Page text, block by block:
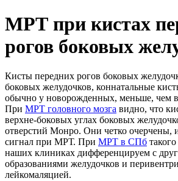
МРТ при кистах
рогов боковых
Кисты передних рогов боковых
боковых желудочков, коннатальные
обычно у новорожденных, меньше, чем
При МРТ головного мозга видно, что
верхне-боковых углах боковых
отверстий Монро. Они четко очерчены,
сигнал при МРТ. При МРТ в СПб
наших клиниках дифференцируем с
образованиями желудочков и
лейкомаляцией.